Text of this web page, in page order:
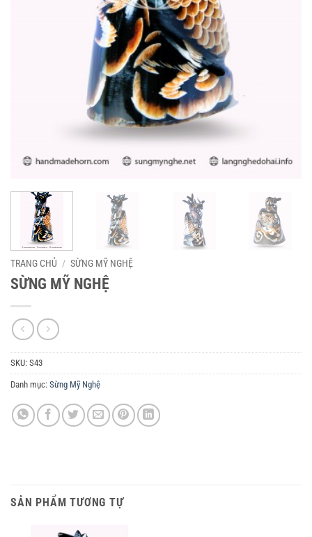
TRANG CHỦ / SỪNG MỸ NGHỆ
SỪNG MỸ NGHỆ
SKU: S43
Danh mục: Sừng Mỹ Nghệ
SẢN PHẨM TƯƠNG TỰ